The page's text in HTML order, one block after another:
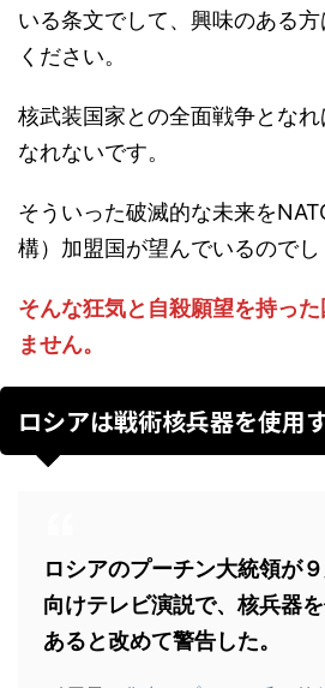
いる条文でして、興味のある
ください。
核武装国家との全面戦争とな
なれないです。
そういった破滅的な未来を
構）加盟国が望んでいるのでし
そんな狂気と自殺願望を持っ
ません。
ロシアは戦術核兵器を使用
ロシアのプーチン大統領が
向けテレビ演説で、核兵器
あると改めて警告した。